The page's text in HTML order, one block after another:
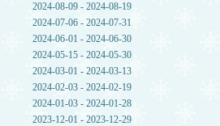
2024-08-09 - 2024-08-19
2024-07-06 - 2024-07-31
2024-06-01 - 2024-06-30
2024-05-15 - 2024-05-30
2024-03-01 - 2024-03-13
2024-02-03 - 2024-02-19
2024-01-03 - 2024-01-28
2023-12-01 - 2023-12-29